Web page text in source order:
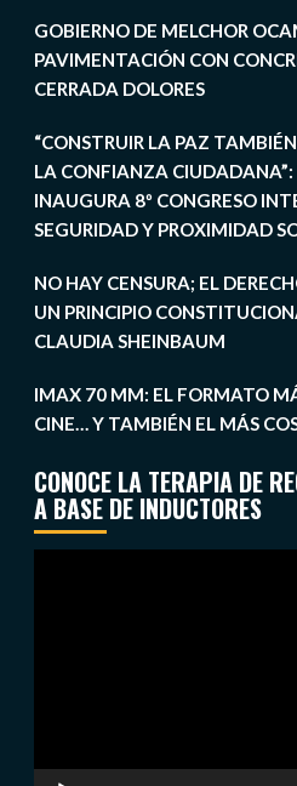
GOBIERNO DE MELCHOR
PAVIMENTACIÓN CON
CERRADA DOLORES
“CONSTRUIR LA PAZ
LA CONFIANZA
INAUGURA 8º CONGRESO
SEGURIDAD Y PROXIMIDAD
NO HAY CENSURA; EL
UN PRINCIPIO
CLAUDIA SHEINBAUM
IMAX 70 MM: EL FORMATO
CINE… Y TAMBIÉN EL MÁS
CONOCE LA TERAPIA DE
A BASE DE INDUCTORES